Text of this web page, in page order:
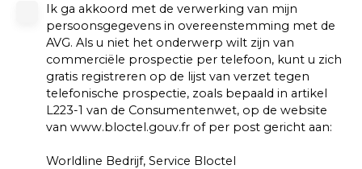
Ik ga akkoord met de verwerking van mijn
persoonsgegevens in overeenstemming met de
AVG. Als u niet het onderwerp wilt zijn van
commerciële prospectie per telefoon, kunt u zich
gratis registreren op de lijst van verzet tegen
telefonische prospectie, zoals bepaald in artikel
L223-1 van de Consumentenwet, op de website
van www.bloctel.gouv.fr of per post gericht aan:
Worldline Bedrijf, Service Bloctel